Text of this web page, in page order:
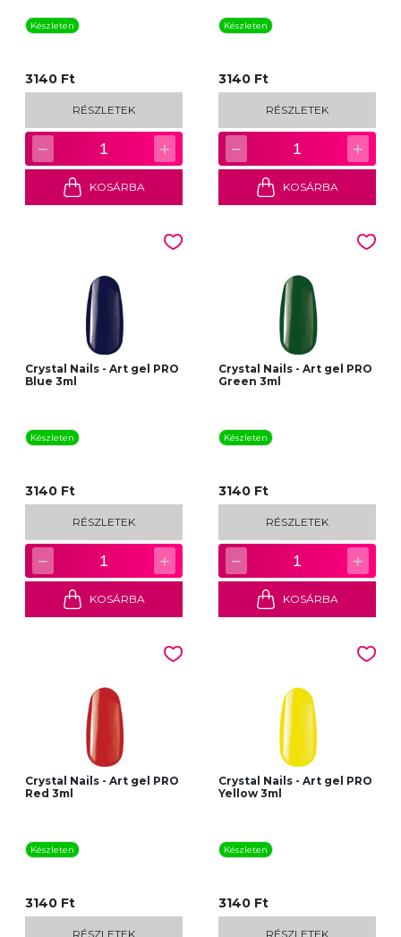
Készleten
3140 Ft
RÉSZLETEK
− 1 +
KOSÁRBA
Készleten
3140 Ft
RÉSZLETEK
− 1 +
KOSÁRBA
Crystal Nails - Art gel PRO
Blue 3ml
Készleten
3140 Ft
RÉSZLETEK
− 1 +
KOSÁRBA
Crystal Nails - Art gel PRO
Green 3ml
Készleten
3140 Ft
RÉSZLETEK
− 1 +
KOSÁRBA
Crystal Nails - Art gel PRO
Red 3ml
Készleten
3140 Ft
RÉSZLETEK
Crystal Nails - Art gel PRO
Yellow 3ml
Készleten
3140 Ft
RÉSZLETEK